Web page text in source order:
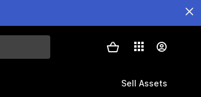
Sell Assets